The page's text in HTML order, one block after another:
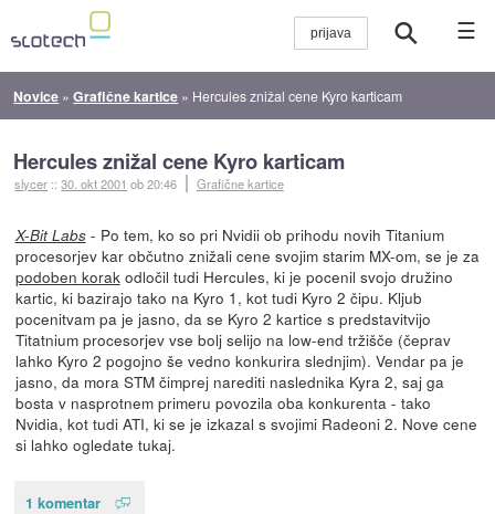
☰
Novice »Grafične kartice » Hercules znižal cene Kyro karticam
Hercules znižal cene Kyro karticam
slycer ::30. okt 2001 ob 20:46 Grafične kartice
X-Bit Labs- Po tem, ko so pri Nvidii ob prihodu novih Titanium
procesorjev kar občutno znižali cene svojim starim MX-om, se je za
podoben korak odločil tudi Hercules, ki je pocenil svojo družino
kartic, ki bazirajo tako na Kyro 1, kot tudi Kyro 2 čipu. Kljub
pocenitvam pa je jasno, da se Kyro 2 kartice s predstavitvijo
Titatnium procesorjev vse bolj selijo na low-end tržišče (čeprav
lahko Kyro 2 pogojno še vedno konkurira slednjim). Vendar pa je
jasno, da mora STM čimprej narediti naslednika Kyra 2, saj ga
bosta v nasprotnem primeru povozila oba konkurenta - tako
Nvidia, kot tudi ATI, ki se je izkazal s svojimi Radeoni 2. Nove cene
si lahko ogledate tukaj.
1 komentar